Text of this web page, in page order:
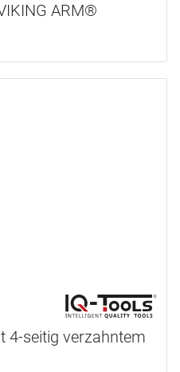
ARM®
4-seitig verzahntem